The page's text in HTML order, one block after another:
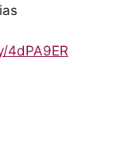
4dPA9ER